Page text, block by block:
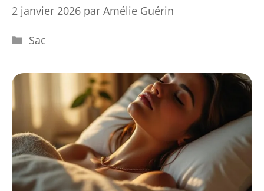
2 janvier 2026 par Amélie Guérin
Catégories
Sac